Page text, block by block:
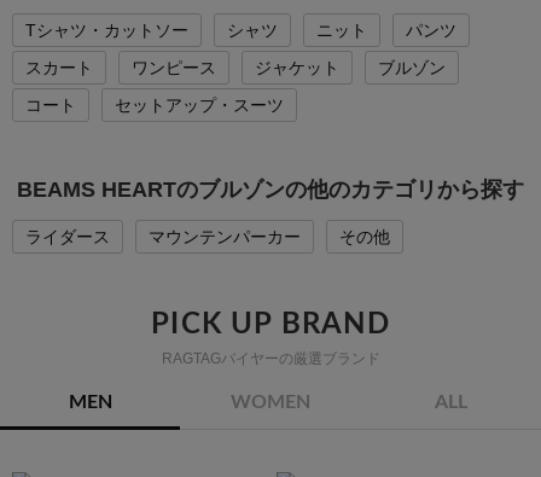
Tシャツ・カットソー シャツ ニット
パンツ
スカート
ワンピース ジャケット
ブルゾン
コート
セットアップ・スーツ
BEAMS HEARTのブルゾンの他のカテゴリから探す
ライダース マウンテンパーカー その他
PICK UP BRAND
RAGTAGバイヤーの厳選ブランド
MEN WOMEN ALL